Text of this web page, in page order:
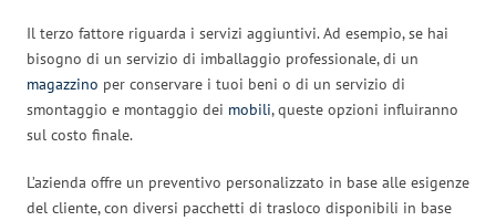
Il terzo fattore riguarda i servizi aggiuntivi. Ad esempio, se hai
bisogno di un servizio di imballaggio professionale, di un
magazzino per conservare i tuoi beni o di un servizio di
smontaggio e montaggio dei mobili, queste opzioni influiranno
sul costo finale.
L’azienda offre un preventivo personalizzato in base alle esigenze
del cliente, con diversi pacchetti di trasloco disponibili in base